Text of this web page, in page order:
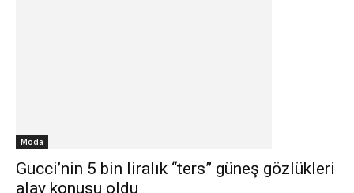
Moda
Gucci’nin 5 bin liralık “ters” güneş gözlükleri
alay konusu oldu